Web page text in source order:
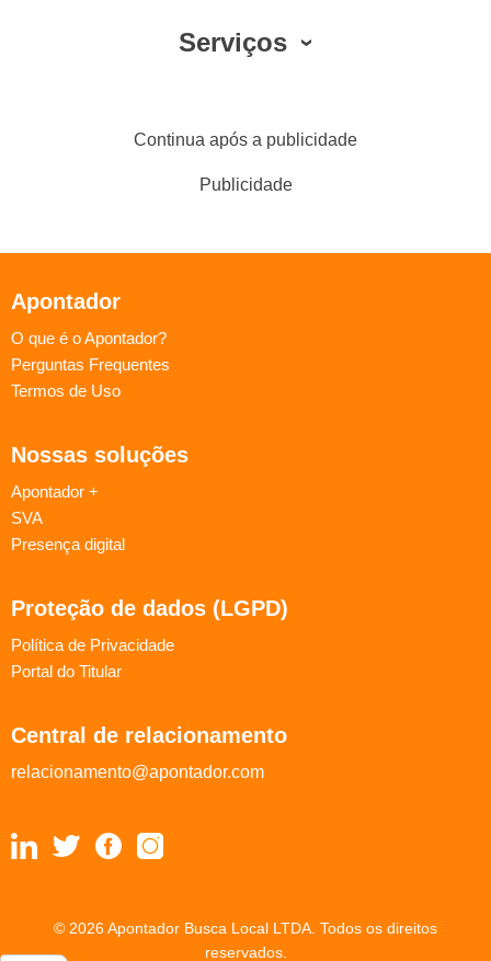
Serviços
Continua após a publicidade
Publicidade
Apontador
O que é o Apontador?
Perguntas Frequentes
Termos de Uso
Nossas soluções
Apontador +
SVA
Presença digital
Proteção de dados (LGPD)
Política de Privacidade
Portal do Titular
Central de relacionamento
relacionamento@apontador.com
© 2026 Apontador Busca Local LTDA. Todos os direitos
reservados.